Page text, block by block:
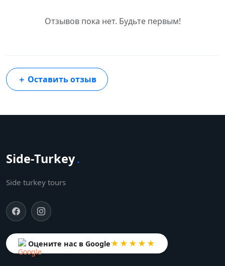
Отзывов пока нет. Будьте первым!
＋ Оставить отзыв
Side-Turkey.
Side turkey tours
Оцените нас в Google★★★★★